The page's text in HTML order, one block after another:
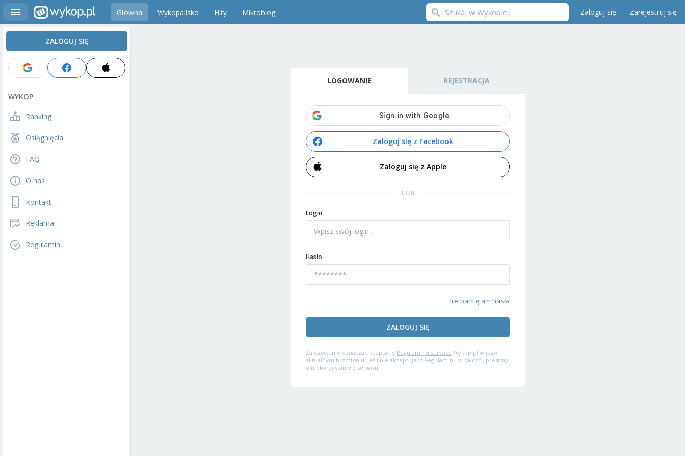
Główna Wykopalisko Hity Mikroblog Zaloguj się Zarejestruj się
ZALOGUJ SIĘ
WYKOP
Ranking
Osiągnięcia
FAQ
O nas
Kontakt
Reklama
Regulamin
LOGOWANIE REJESTRACJA
Zaloguj się z Facebook
Zaloguj się z Apple
LUB
Login
Hasło
nie pamiętam hasła
ZALOGUJ SIĘ
Zalogowanie oznacza akceptację Regulaminu serwisu Wykop.pl w jego
aktualnym brzmieniu. Jeśli nie akceptujesz Regulaminu w całości, prosimy
o niekorzystanie z serwisu.